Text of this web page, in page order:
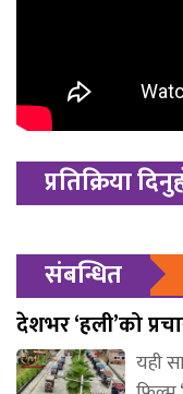
प्रतिक्रिया
संबन्धित
देशभर ‘हली’को
यही